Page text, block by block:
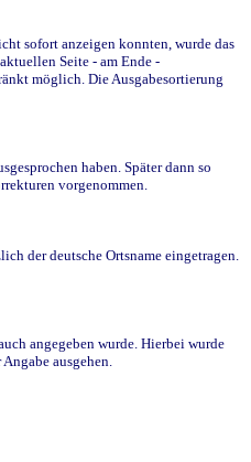
sofort anzeigen konnten, wurde das
Seite - am Ende -
möglich. Die Ausgabesortierung
haben. Später dann so
vorgenommen.
der deutsche Ortsname eingetragen.
angegeben wurde. Hierbei wurde
ausgehen.